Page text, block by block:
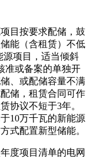
目按要求配储，鼓
能（含租赁）不低
源项目，适当倾斜
准或备案的单独开
、或配储容量不满
储，租赁合同可作
协议不短于3年。
10万千瓦的新能源
式配置新型储能。
度项目清单的电网